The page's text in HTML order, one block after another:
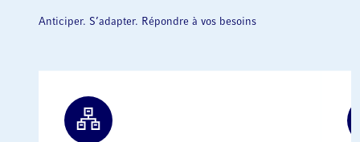
Anticiper. S’adapter. Répondre à vos besoins